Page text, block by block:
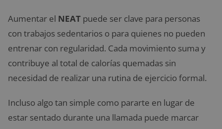
Aumentar el NEAT puede ser clave para personas
con trabajos sedentarios o para quienes no pueden
entrenar con regularidad. Cada movimiento suma y
contribuye al total de calorías quemadas sin
necesidad de realizar una rutina de ejercicio formal.
Incluso algo tan simple como pararte en lugar de
estar sentado durante una llamada puede marcar